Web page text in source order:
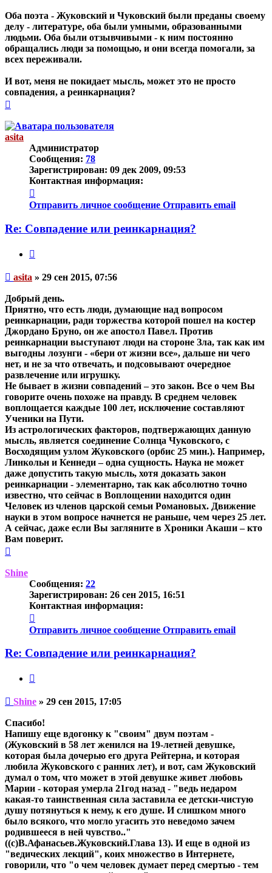
Оба поэта - Жуковский и Чуковский были преданы своему
делу - литературе, оба были умными, образованными
людьми. Оба были отзывчивыми - к ним постоянно
обращались люди за помощью, и они всегда помогали, за
всех переживали.
И вот, меня не покидает мысль, может это не просто
совпадения, а реинкарнация?
началу
asita
Администратор
Сообщения: 78
Зарегистрирован: 09 дек 2009, 09:53
Контактная информация:
информация
пользователя
Отправить личное сообщение Отправить email
Re: Совпадение или реинкарнация?
Непрочитанное
asita » 29 сен 2015, 07:56
Добрый день.
Приятно, что есть люди, думающие над вопросом
реинкарнации, ради торжества которой пошел на костер
Джордано Бруно, он же апостол Павел. Против
реинкарнации выступают люди на стороне Зла, так как им
выгодны лозунги - «бери от жизни все», дальше ни чего
нет, и не за что отвечать, и подсовывают очередное
развлечение или игрушку.
Не бывает в жизни совпадений – это закон. Все о чем Вы
говорите очень похоже на правду. В среднем человек
воплощается каждые 100 лет, исключение составляют
Ученики на Пути.
Из астрологических факторов, подтвержающих данную
мысль, является соединение Солнца Чуковского, с
Восходящим узлом Жуковского (орбис 25 мин.). Например,
Линкольн и Кеннеди – одна сущность. Наука не может
даже допустить такую мысль, хотя доказать закон
реинкарнации - элементарно, так как абсолютно точно
известно, что сейчас в Воплощении находится один
Человек из членов царской семьи Романовых. Движение
науки в этом вопросе начнется не раньше, чем через 25 лет.
А сейчас, даже если Вы загляните в Хроники Акаши – кто
Вам поверит.
началу
Shine
Сообщения: 22
Зарегистрирован: 26 сен 2015, 16:51
Контактная информация:
информация
пользователя
Отправить личное сообщение Отправить email
Re: Совпадение или реинкарнация?
Непрочитанное
Shine » 29 сен 2015, 17:05
Спасибо!
Напишу еще вдогонку к "своим" двум поэтам -
(Жуковский в 58 лет женился на 19-летней девушке,
которая была дочерью его друга Рейтерна, и которая
любила Жуковского с ранних лет), и вот, сам Жуковский
думал о том, что может в этой девушке живет любовь
Марии - которая умерла 21год назад - "ведь недаром
какая-то таинственная сила заставила ее детски-чистую
душу потянуться к нему, к его душе. И слишком много
было всякого, что могло угасить это неведомо зачем
родившееся в ней чувство.."
((с)В.Афанасьев.Жуковский.Глава 13). И еще в одной из
"ведических лекций", коих множество в Интернете,
говорили, что "о чем человек думает перед смертью - тем